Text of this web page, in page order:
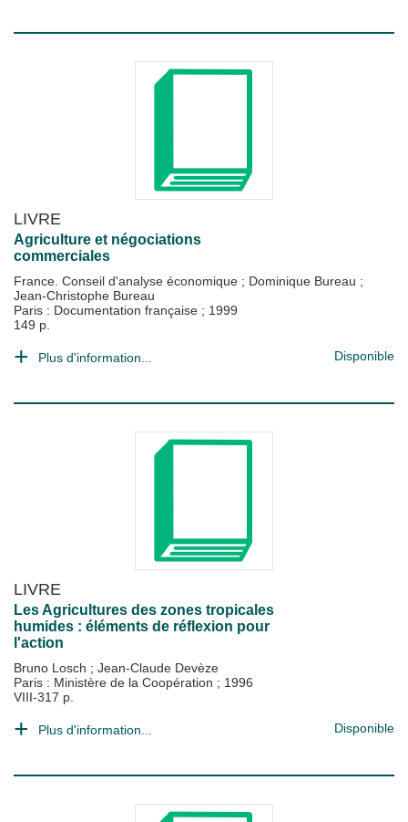
LIVRE
Agriculture et négociations
commerciales
France. Conseil d'analyse économique ; Dominique Bureau ;
Jean-Christophe Bureau
Paris : Documentation française ; 1999
149 p.
Plus d'information... Disponible
LIVRE
Les Agricultures des zones tropicales
humides : éléments de réflexion pour
l'action
Bruno Losch ; Jean-Claude Devèze
Paris : Ministère de la Coopération ; 1996
VIII-317 p.
Plus d'information... Disponible